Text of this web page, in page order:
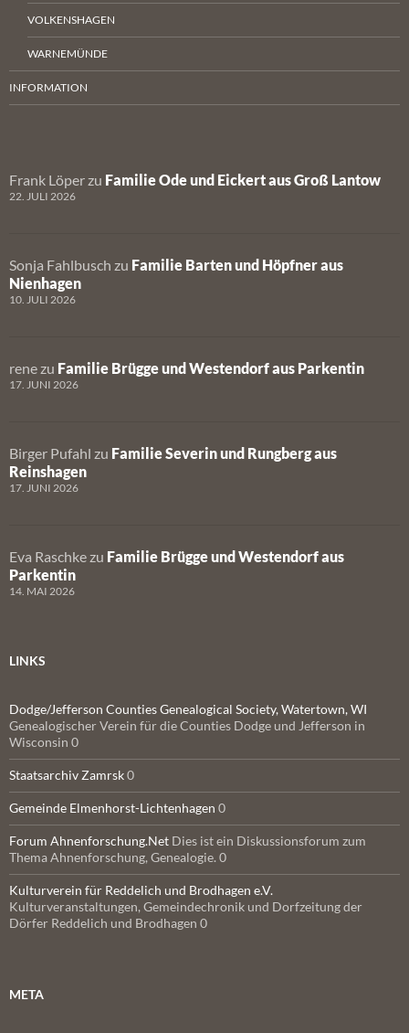
VOLKENSHAGEN
WARNEMÜNDE
INFORMATION
Frank Löper zu Familie Ode und Eickert aus Groß Lantow
22. JULI 2026
Sonja Fahlbusch zu Familie Barten und Höpfner aus
Nienhagen
10. JULI 2026
rene zu Familie Brügge und Westendorf aus Parkentin
17. JUNI 2026
Birger Pufahl zu Familie Severin und Rungberg aus
Reinshagen
17. JUNI 2026
Eva Raschke zu Familie Brügge und Westendorf aus
Parkentin
14. MAI 2026
LINKS
Dodge/Jefferson Counties Genealogical Society, Watertown, WI
Genealogischer Verein für die Counties Dodge und Jefferson in
Wisconsin 0
Staatsarchiv Zamrsk0
Gemeinde Elmenhorst-Lichtenhagen 0
Forum Ahnenforschung.Net Dies ist ein Diskussionsforum zum
Thema Ahnenforschung, Genealogie. 0
Kulturverein für Reddelich und Brodhagen e.V.
Kulturveranstaltungen, Gemeindechronik und Dorfzeitung der
Dörfer Reddelich und Brodhagen 0
META